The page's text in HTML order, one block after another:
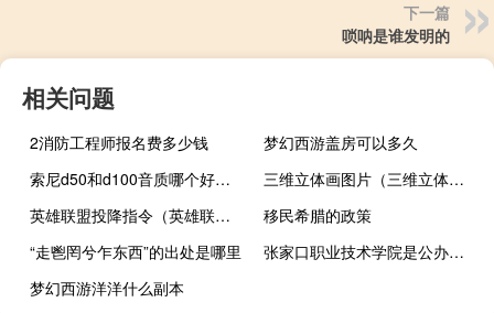
下一篇
唢呐是谁发明的
相关问题
2消防工程师报名费多少钱
梦幻西游盖房可以多久
索尼d50和d100音质哪个好（索尼d50）
三维立体画图片（三维立体画）
英雄联盟投降指令（英雄联盟投降）
移民希腊的政策
“走鬯罔兮乍东西”的出处是哪里
张家口职业技术学院是公办大学吗
梦幻西游洋洋什么副本